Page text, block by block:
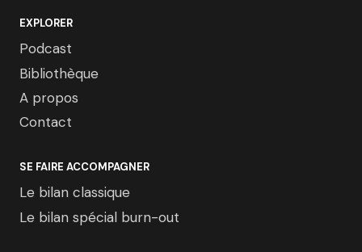
EXPLORER
Podcast
Bibliothèque
A propos
Contact
SE FAIRE ACCOMPAGNER
Le bilan classique
Le bilan spécial burn-out